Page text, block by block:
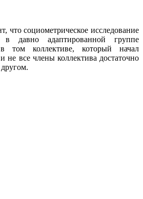
что социометрическое исследование
в давно адаптированной группе
том коллективе, который начал
не все члены коллектива достаточно